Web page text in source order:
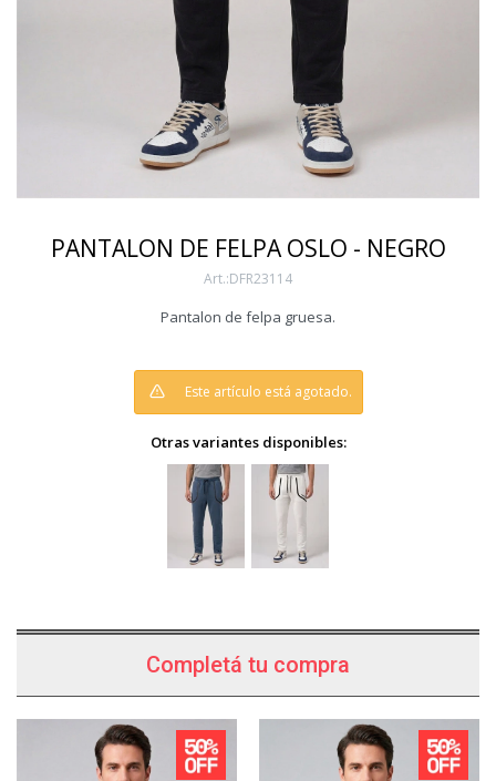
PANTALON DE FELPA OSLO - NEGRO
DFR23114
Pantalon de felpa gruesa.
Este artículo está agotado.
Otras variantes disponibles:
Completá tu compra